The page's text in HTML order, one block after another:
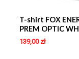
T-shirt FOX
PREM OPTIC
139,00 zł